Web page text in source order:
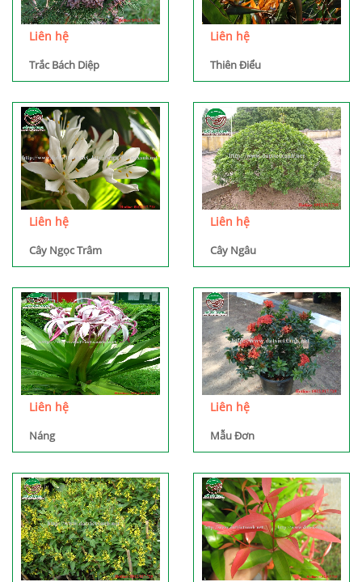
Liên hệ
Trắc Bách Diệp
Liên hệ
Thiên Điểu
Liên hệ
Cây Ngọc Trâm
Liên hệ
Cây Ngâu
Liên hệ
Náng
Liên hệ
Mẫu Đơn